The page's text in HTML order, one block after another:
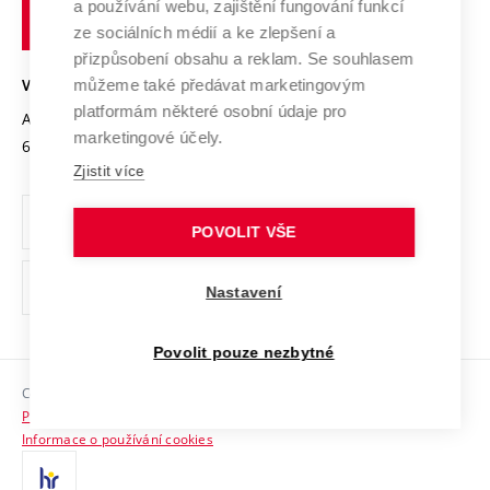
Open Science
Projekty
Projekty ze strukturálních fondů
Specifický výzkum
Mezinárodní dohody
Univerzitní sítě
Podnikavá univerzita / ContriBUTe
Bezpečná univerzita
Vyznamenání
Organizační struktura
Ochrana osobních údajů
odkaz)
Sociální bezpečí
HR Award
technické
VYSOKÉ UČENÍ TECHNICKÉ V BRNĚ
Antonínská 548/1
602 00 Brno
www.vut.cz
vut@vutbr.cz
Copyright © 2026 VUT
Prohlášení o přístupnosti
Informace o používání cookies
a používání webu, zajištění fungování funkcí
ze sociálních médií a ke zlepšení a
přizpůsobení obsahu a reklam. Se souhlasem
můžeme také předávat marketingovým
platformám některé osobní údaje pro
marketingové účely.
Zjistit více
POVOLIT VŠE
Nastavení
Povolit pouze nezbytné